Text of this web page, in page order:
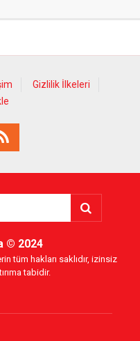
Gizlilik İlkeleri
© 2024
tüm hakları saklıdır, izinsiz
tabidir.